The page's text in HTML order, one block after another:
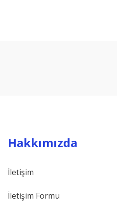
Hakkımızda
İletişim
İletişim Formu